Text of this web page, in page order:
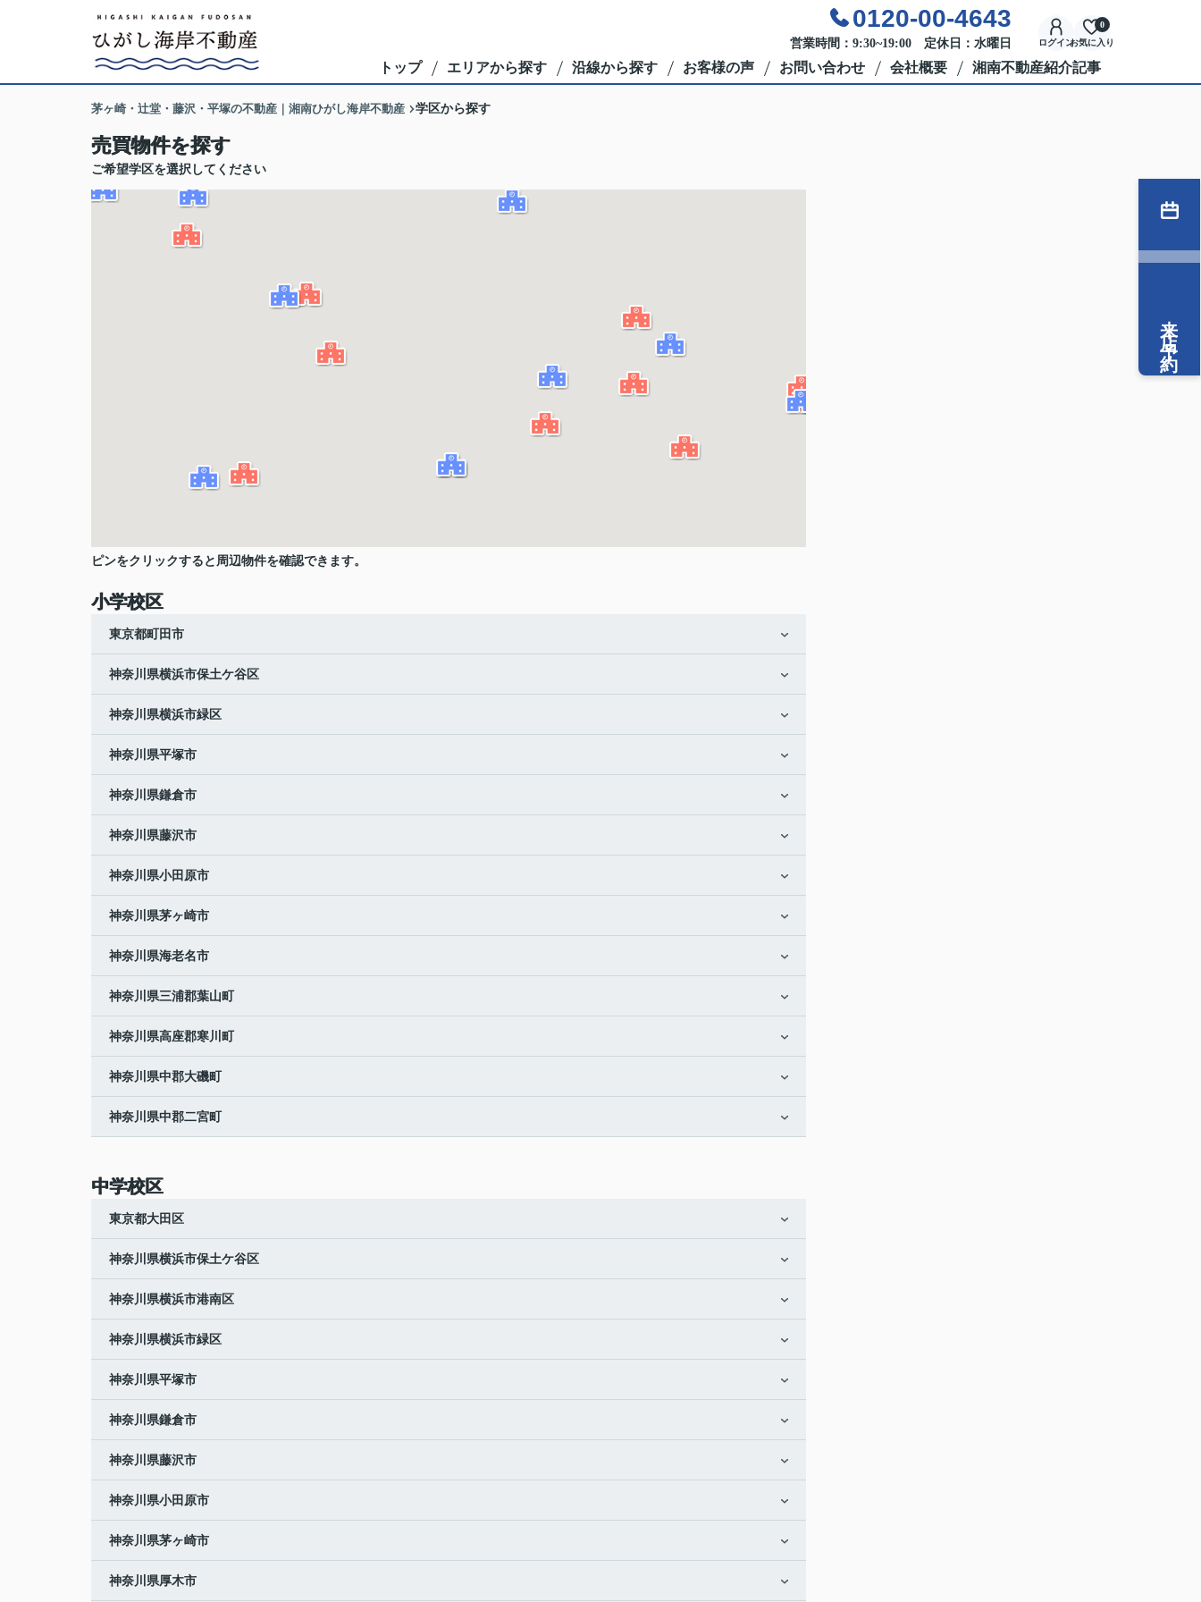
0120-00-4643
営業時間：9:30~19:00 定休日：水曜日 ログインお気に入り
0
トップ エリアから探す 沿線から探す お客様の声 お問い合わせ 会社概要 湘南不動産紹介記事
茅ヶ崎・辻堂・藤沢・平塚の不動産｜湘南ひがし海岸不動産 学区から探す
売買物件を探す
ご希望学区を選択してください
ピンをクリックすると周辺物件を確認できます。
小学校区
東京都町田市
神奈川県横浜市保土ケ谷区
神奈川県横浜市緑区
神奈川県平塚市
神奈川県鎌倉市
神奈川県藤沢市
神奈川県小田原市
神奈川県茅ヶ崎市
神奈川県海老名市
神奈川県三浦郡葉山町
神奈川県高座郡寒川町
神奈川県中郡大磯町
神奈川県中郡二宮町
中学校区
東京都大田区
神奈川県横浜市保土ケ谷区
神奈川県横浜市港南区
神奈川県横浜市緑区
神奈川県平塚市
神奈川県鎌倉市
神奈川県藤沢市
神奈川県小田原市
神奈川県茅ヶ崎市
神奈川県厚木市
来店予約